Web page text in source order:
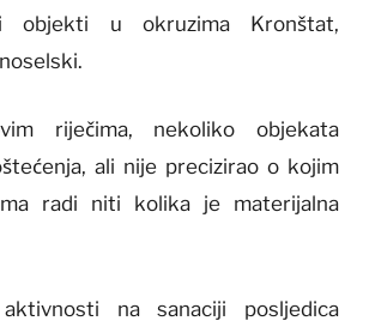
objekti u okruzima Kronštat,
riječima, nekoliko objekata
ali nije precizirao o kojim
radi niti kolika je materijalna
na sanaciji posljedica